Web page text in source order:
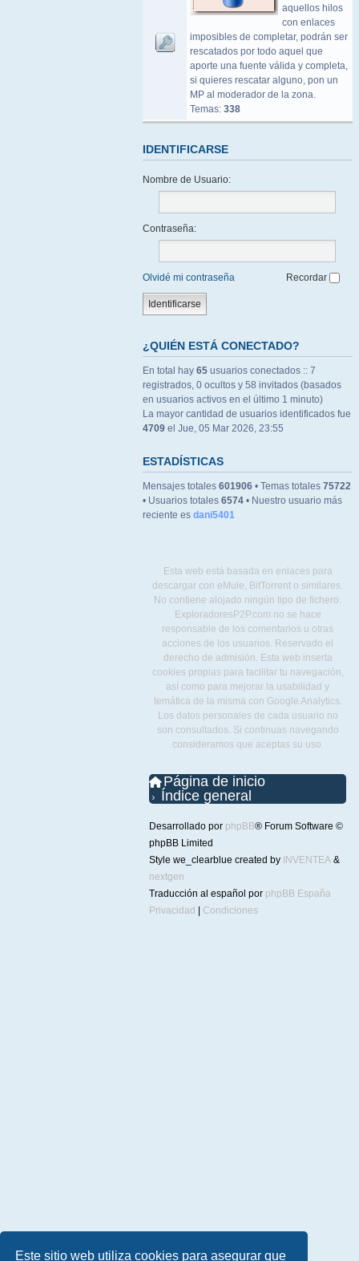
Este sitio web utiliza cookies para asegurar que
aquellos hilos
con enlaces
imposibles de completar, podrán ser
rescatados por todo aquel que
aporte una fuente válida y completa,
si quieres rescatar alguno, pon un
MP al moderador de la zona.
Temas: 338
IDENTIFICARSE
Nombre de Usuario:
Contraseña:
Olvidé mi contraseña Recordar
¿QUIÉN ESTÁ CONECTADO?
En total hay 65 usuarios conectados :: 7
registrados, 0 ocultos y 58 invitados (basados
en usuarios activos en el último 1 minuto)
La mayor cantidad de usuarios identificados fue
4709 el Jue, 05 Mar 2026, 23:55
ESTADÍSTICAS
Mensajes totales 601906 • Temas totales 75722
• Usuarios totales 6574 • Nuestro usuario más
reciente es dani5401
Esta web está basada en enlaces para
descargar con eMule, BitTorrent o similares.
No contiene alojado ningún tipo de fichero.
ExploradoresP2P.com no se hace
responsable de los comentarios u otras
acciones de los usuarios. Reservado el
derecho de admisión. Esta web inserta
cookies propias para facilitar tu navegación,
así como para mejorar la usabilidad y
temática de la misma con Google Analytics.
Los datos personales de cada usuario no
son consultados. Si continuas navegando
consideramos que aceptas su uso.
Página de inicio
Índice general
Desarrollado por phpBB® Forum Software ©
phpBB Limited
Style we_clearblue created by INVENTEA &
nextgen
Traducción al español por phpBB España
Privacidad
Condiciones